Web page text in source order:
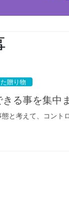
贈り物
る事を集中
と考えて、コント